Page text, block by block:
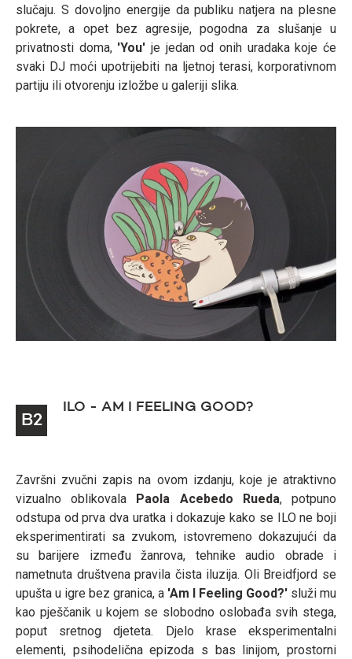
slučaju. S dovoljno energije da publiku natjera na plesne
pokrete, a opet bez agresije, pogodna za slušanje u
privatnosti doma,'You'je jedan od onih uradaka koje će
svaki DJ moći upotrijebiti na ljetnoj terasi, korporativnom
partiju ili otvorenju izložbe u galeriji slika.
B2
ILO - AM I FEELING GOOD?
Završni zvučni zapis na ovom izdanju, koje je atraktivno
vizualno oblikovala Paola Acebedo Rueda, potpuno
odstupa od prva dva uratka i dokazuje kako se ILO ne boji
eksperimentirati sa zvukom, istovremeno dokazujući da
su barijere između žanrova, tehnike audio obrade i
nametnuta društvena pravila čista iluzija. Oli Breidfjord se
upušta u igre bez granica, a 'Am I Feeling Good?' služi mu
kao pješčanik u kojem se slobodno oslobađa svih stega,
poput sretnog djeteta. Djelo krase eksperimentalni
elementi, psihodelična epizoda s bas linijom, prostorni